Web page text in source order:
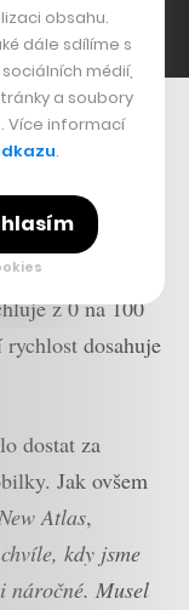
100
Automobili za
do kterého se
později byla
o
z 0 na 100
dosahuje
dostat za
Jak ovšem
Atlas,
kdy jsme
náročné. Musel
obsahu.
dále sdílíme s
médií,
a soubory
Více informací
.